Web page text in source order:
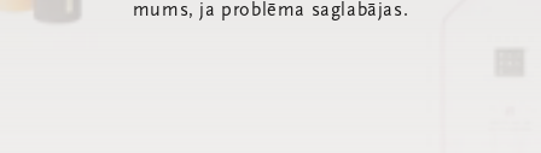
mums, ja problēma saglabājas.